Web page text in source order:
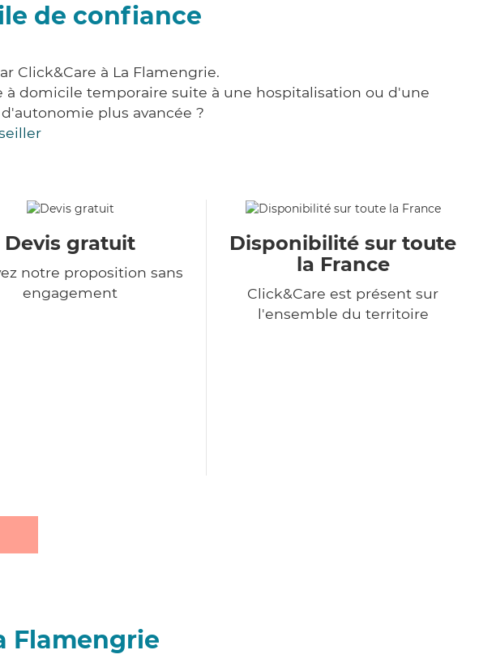
de confiance
Click&Care à La Flamengrie.
domicile temporaire suite à une hospitalisation ou d'une
plus avancée ?
Devis gratuit
notre proposition sans
engagement
Disponibilité sur toute
la France
Click&Care est présent sur
l'ensemble du territoire
Flamengrie